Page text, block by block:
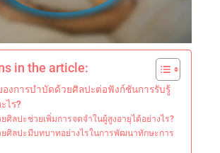
in the article:
งการบำบัดด้วยศิลปะต่อฟังก์ชันการรับรู้
ไร?
ศิลปะช่วยเพิ่มการจดจำในผู้สูงอายุได้อย่างไร?
ศิลปะมีบทบาทอย่างไรในการพัฒนาทักษะการ